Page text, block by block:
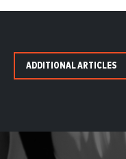
ADDITIONAL ARTICLES